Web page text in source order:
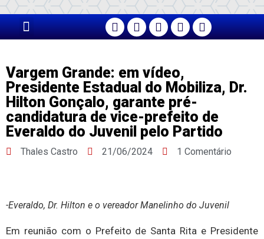
Vargem Grande: em vídeo,
Presidente Estadual do Mobiliza, Dr.
Hilton Gonçalo, garante pré-
candidatura de vice-prefeito de
Everaldo do Juvenil pelo Partido
Thales Castro 21/06/2024 1 Comentário
-Everaldo, Dr. Hilton e o vereador Manelinho do Juvenil
Em reunião com o Prefeito de Santa Rita e Presidente